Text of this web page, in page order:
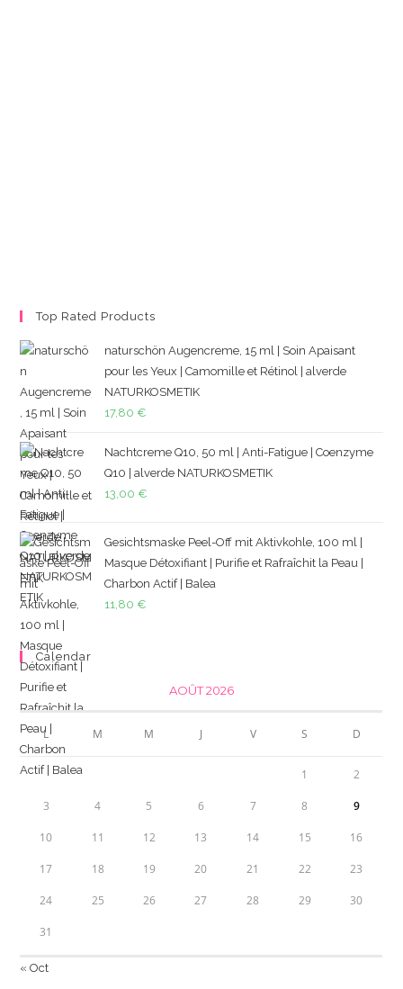
Top Rated Products
naturschön Augencreme, 15 ml | Soin Apaisant
pour les Yeux | Camomille et Rétinol | alverde
NATURKOSMETIK
17,80 €
Nachtcreme Q10, 50 ml | Anti-Fatigue | Coenzyme
Q10 | alverde NATURKOSMETIK
13,00 €
Gesichtsmaske Peel-Off mit Aktivkohle, 100 ml |
Masque Détoxifiant | Purifie et Rafraîchit la Peau |
Charbon Actif | Balea
11,80 €
Calendar
AOÛT 2026
L M M J V S D
1 2
3 4 5 6 7 8 9
10 11 12 13 14 15 16
17 18 19 20 21 22 23
24 25 26 27 28 29 30
31
« Oct